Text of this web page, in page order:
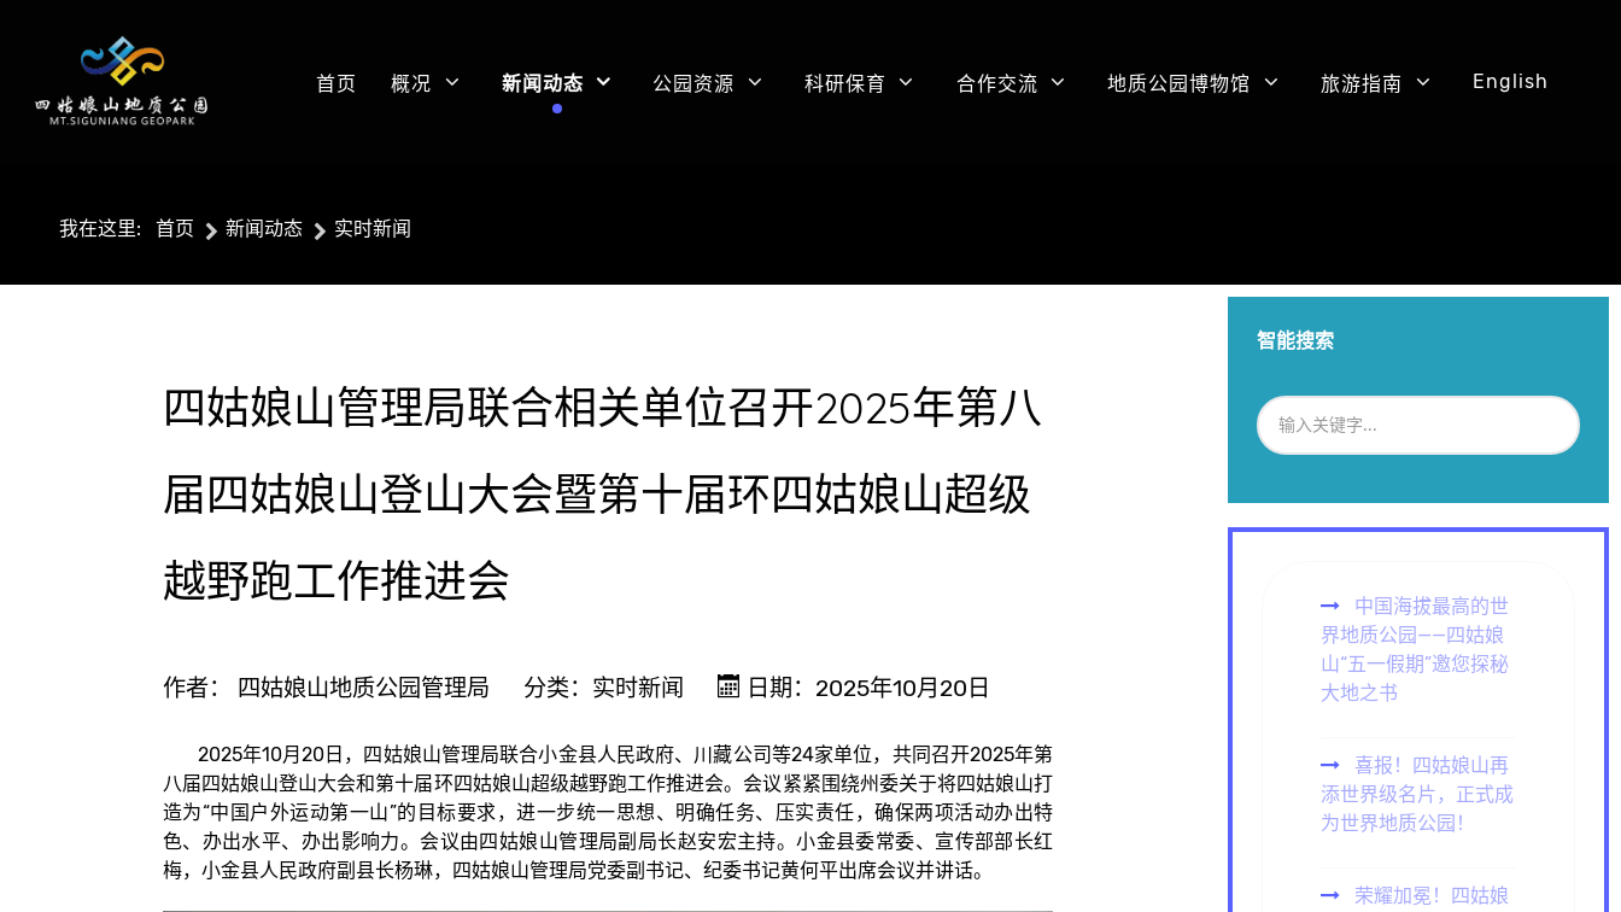
首页 概况 新闻动态 公园资源 科研保育 合作交流 地质公园博物馆 旅游指南 English
我在这里: 首页 新闻动态 实时新闻
四姑娘山管理局联合相关单位召开2025年第八
届四姑娘山登山大会暨第十届环四姑娘山超级
越野跑工作推进会
作者： 四姑娘山地质公园管理局 分类： 实时新闻 日期：2025年10月20日
2025年10月20日，四姑娘山管理局联合小金县人民政府、川藏公司等24家单位，共同召开2025年第
八届四姑娘山登山大会和第十届环四姑娘山超级越野跑工作推进会。会议紧紧围绕州委关于将四姑娘山打
造为“中国户外运动第一山”的目标要求，进一步统一思想、明确任务、压实责任，确保两项活动办出特
色、办出水平、办出影响力。会议由四姑娘山管理局副局长赵安宏主持。小金县委常委、宣传部部长红
梅， 小金县人民政府副县长杨琳，四姑娘山管理局党委副书记、纪委书记黄何平出席会议并讲话。
智能搜索
中国海拔最高的世
界地质公园——四姑娘
山“五一假期”邀您探秘
大地之书
喜报！四姑娘山再
添世界级名片，正式成
为世界地质公园！
荣耀加冕！四姑娘